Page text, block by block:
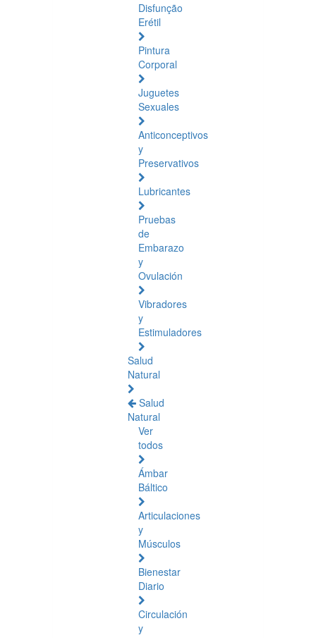
Disfunção
Erétil
Pintura
Corporal
Juguetes
Sexuales
Anticonceptivos
y
Preservativos
Lubricantes
Pruebas
de
Embarazo
y
Ovulación
Vibradores
y
Estimuladores
Salud
Natural
Salud
Natural
Ver
todos
Ámbar
Báltico
Articulaciones
y
Músculos
Bienestar
Diario
Circulación
y